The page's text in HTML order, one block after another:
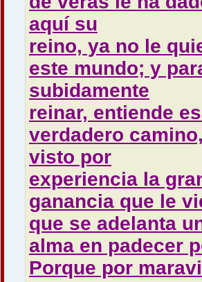
aquí su
reino, ya no le
este mundo; y
subidamente
reinar, entiende
verdadero
visto por
experiencia la
ganancia que le
que se adelanta
alma en padecer
Porque por